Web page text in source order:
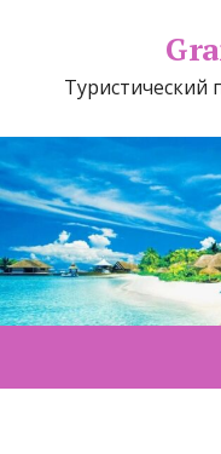
Туристический